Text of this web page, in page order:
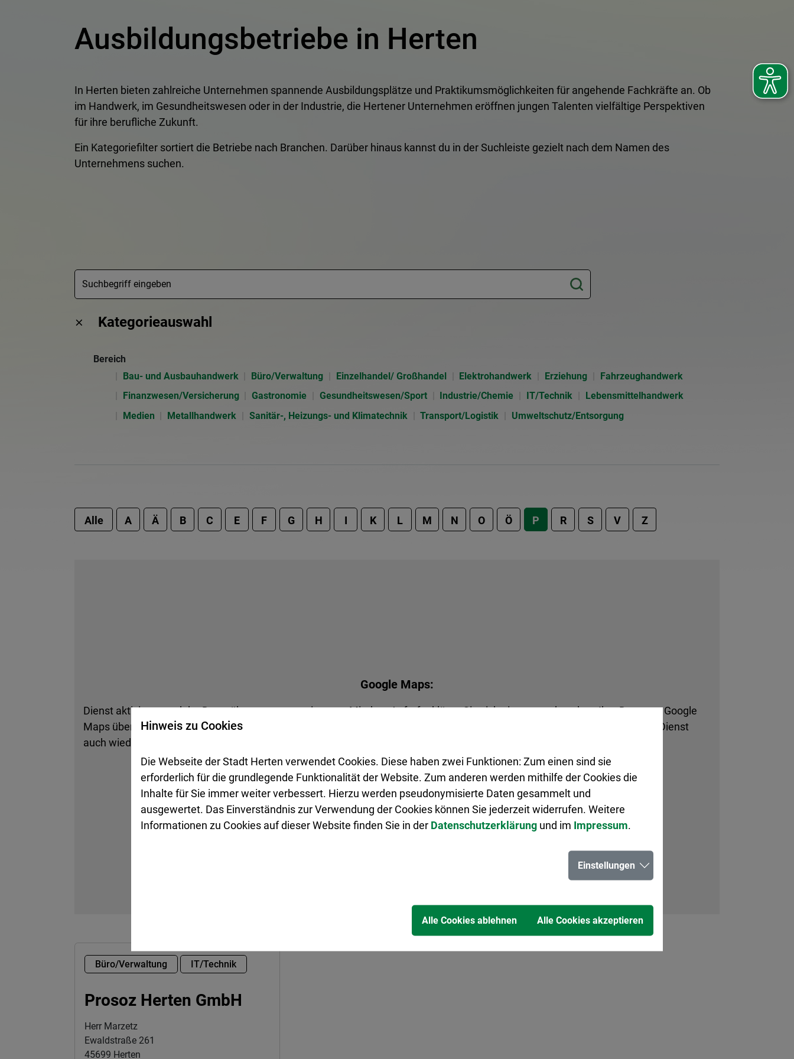
Ausbildungsbetriebe in Herten
In Herten bieten zahlreiche Unternehmen spannende Ausbildungsplätze und Praktikumsmöglichkeiten für angehende Fachkräfte an. Ob
im Handwerk, im Gesundheitswesen oder in der Industrie, die Hertener Unternehmen eröffnen jungen Talenten vielfältige Perspektiven
für ihre berufliche Zukunft.
Ein Kategoriefilter sortiert die Betriebe nach Branchen. Darüber hinaus kannst du in der Suchleiste gezielt nach dem Namen des
Unternehmens suchen.
Kategorieauswahl
Bereich
Bau- und Ausbauhandwerk
Büro/Verwaltung Einzelhandel/ Großhandel Elektrohandwerk Erziehung
Fahrzeughandwerk
Finanzwesen/Versicherung
Gastronomie Gesundheitswesen/Sport Industrie/Chemie IT/Technik
Lebensmittelhandwerk
Medien
Metallhandwerk Sanitär-, Heizungs- und Klimatechnik Transport/Logistik Umweltschutz/Entsorgung
Alle A Ä B C E F G H I K L M N O Ö P R S V Z
Google Maps:
Dienst aktivieren und der Datenübertragung zustimmen. Mit dem Aufruf erklären Sie sich einverstanden, dass Ihre Daten an Google
Maps übermittelt werden. Informationen zum Datenschutz finden Sie in der Datenschutzerklärung. Dort können Sie diesen Dienst
auch wieder deaktivieren.
Akzeptieren
Büro/Verwaltung IT/Technik
Prosoz Herten GmbH
Herr Marzetz
Ewaldstraße 261
45699 Herten
Hinweis zu Cookies
Die Webseite der Stadt Herten verwendet Cookies. Diese haben zwei Funktionen: Zum einen sind sie
erforderlich für die grundlegende Funktionalität der Website. Zum anderen werden mithilfe der Cookies die
Inhalte für Sie immer weiter verbessert. Hierzu werden pseudonymisierte Daten gesammelt und
ausgewertet. Das Einverständnis zur Verwendung der Cookies können Sie jederzeit widerrufen. Weitere
Informationen zu Cookies auf dieser Website finden Sie in der Datenschutzerklärung und im Impressum.
Einstellungen
Alle Cookies ablehnen Alle Cookies akzeptieren